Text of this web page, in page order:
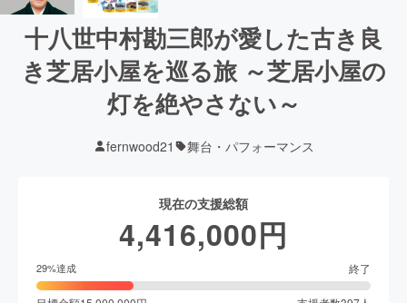
十八世中村勘三郎が愛した古き良
き芝居小屋を巡る旅 ～芝居小屋の
灯を絶やさない～
fernwood21 舞台・パフォーマンス
現在の支援総額
4,416,000円
29%達成 終了